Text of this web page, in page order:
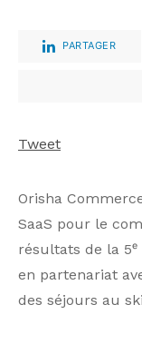
PARTAGER
Tweet
Orisha
SaaS pour le
résultats de la
en partenariat
des séjours au